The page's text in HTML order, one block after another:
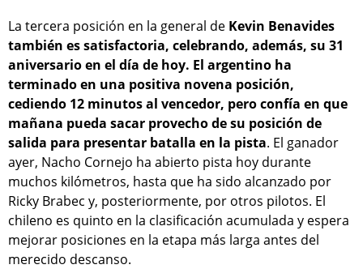
La tercera posición en la general de Kevin Benavides
también es satisfactoria, celebrando, además, su 31
aniversario en el día de hoy. El argentino ha
terminado en una positiva novena posición,
cediendo 12 minutos al vencedor, pero confía en que
mañana pueda sacar provecho de su posición de
salida para presentar batalla en la pista. El ganador
ayer, Nacho Cornejo ha abierto pista hoy durante
muchos kilómetros, hasta que ha sido alcanzado por
Ricky Brabec y, posteriormente, por otros pilotos. El
chileno es quinto en la clasificación acumulada y espera
mejorar posiciones en la etapa más larga antes del
merecido descanso.